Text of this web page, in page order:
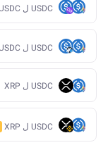
USDC ل USDC
USDC ل USDC
USDC ل XRP
USDC ل XRP